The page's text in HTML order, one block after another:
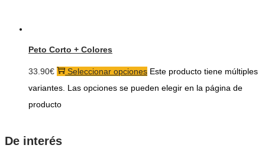
Peto Corto + Colores
33.90€ Seleccionar opciones Este producto tiene múltiples
variantes. Las opciones se pueden elegir en la página de
producto
De interés